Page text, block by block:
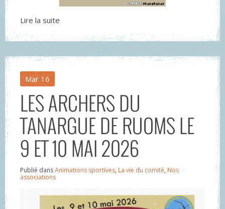
Lire la suite
Mar 16
LES ARCHERS DU
TANARGUE DE RUOMS LE
9 ET 10 MAI 2026
Publié dansAnimations sportives, La vie du comité, Nos
associations